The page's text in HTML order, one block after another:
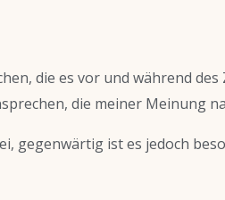
die es vor und während
die meiner Meinung
gegenwärtig ist es jedoch